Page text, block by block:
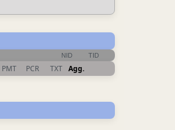
NID TID
PMT PCR TXT Agg.